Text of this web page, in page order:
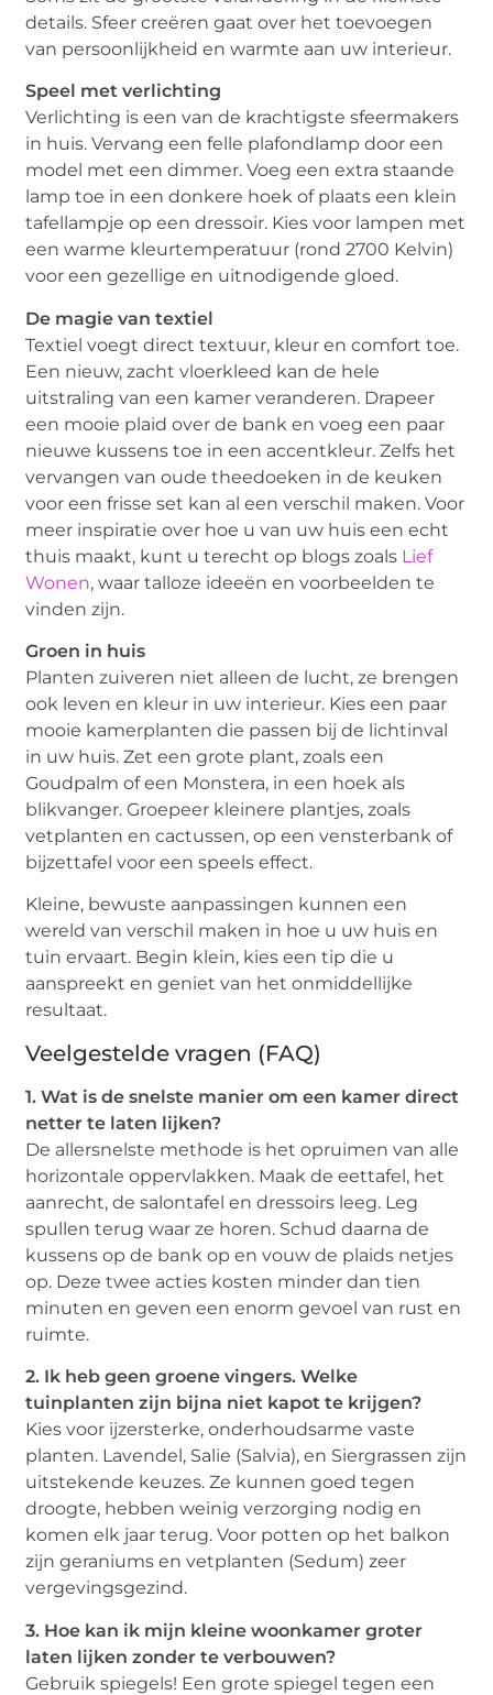
details. Sfeer creëren gaat over het toevoegen
van persoonlijkheid en warmte aan uw interieur.
Speel met verlichting
Verlichting is een van de krachtigste sfeermakers
in huis. Vervang een felle plafondlamp door een
model met een dimmer. Voeg een extra staande
lamp toe in een donkere hoek of plaats een klein
tafellampje op een dressoir. Kies voor lampen met
een warme kleurtemperatuur (rond 2700 Kelvin)
voor een gezellige en uitnodigende gloed.
De magie van textiel
Textiel voegt direct textuur, kleur en comfort toe.
Een nieuw, zacht vloerkleed kan de hele
uitstraling van een kamer veranderen. Drapeer
een mooie plaid over de bank en voeg een paar
nieuwe kussens toe in een accentkleur. Zelfs het
vervangen van oude theedoeken in de keuken
voor een frisse set kan al een verschil maken. Voor
meer inspiratie over hoe u van uw huis een echt
thuis maakt, kunt u terecht op blogs zoals Lief
Wonen, waar talloze ideeën en voorbeelden te
vinden zijn.
Groen in huis
Planten zuiveren niet alleen de lucht, ze brengen
ook leven en kleur in uw interieur. Kies een paar
mooie kamerplanten die passen bij de lichtinval
in uw huis. Zet een grote plant, zoals een
Goudpalm of een Monstera, in een hoek als
blikvanger. Groepeer kleinere plantjes, zoals
vetplanten en cactussen, op een vensterbank of
bijzettafel voor een speels effect.
Kleine, bewuste aanpassingen kunnen een
wereld van verschil maken in hoe u uw huis en
tuin ervaart. Begin klein, kies een tip die u
aanspreekt en geniet van het onmiddellijke
resultaat.
Veelgestelde vragen (FAQ)
1. Wat is de snelste manier om een kamer direct
netter te laten lijken?
De allersnelste methode is het opruimen van alle
horizontale oppervlakken. Maak de eettafel, het
aanrecht, de salontafel en dressoirs leeg. Leg
spullen terug waar ze horen. Schud daarna de
kussens op de bank op en vouw de plaids netjes
op. Deze twee acties kosten minder dan tien
minuten en geven een enorm gevoel van rust en
ruimte.
2. Ik heb geen groene vingers. Welke
tuinplanten zijn bijna niet kapot te krijgen?
Kies voor ijzersterke, onderhoudsarme vaste
planten. Lavendel, Salie (Salvia), en Siergrassen zijn
uitstekende keuzes. Ze kunnen goed tegen
droogte, hebben weinig verzorging nodig en
komen elk jaar terug. Voor potten op het balkon
zijn geraniums en vetplanten (Sedum) zeer
vergevingsgezind.
3. Hoe kan ik mijn kleine woonkamer groter
laten lijken zonder te verbouwen?
Gebruik spiegels! Een grote spiegel tegen een